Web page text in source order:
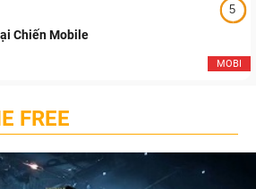
5
MOBI
Chiến Mobile
FREE